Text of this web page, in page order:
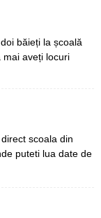
băieți la școală
aveți locuri
scoala din
puteti lua date de